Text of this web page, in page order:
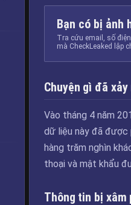
Bạn có bị ảnh
Tra cứu email, số
mà CheckLeaked lập
Chuyện gì đã xảy
Vào tháng 4 năm
dữ liệu này đã được
hàng trăm nghìn
thoại và mật khẩu
Thông tin bị xâm